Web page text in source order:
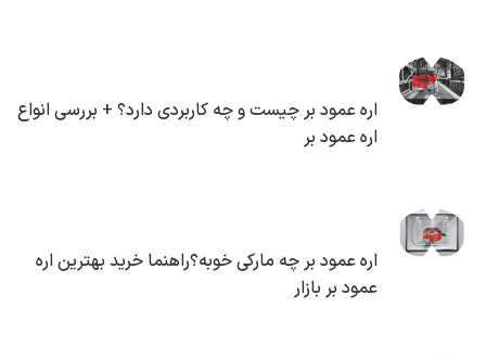
اره عمود بر چیست و چه کاربردی دارد؟ + بررسی انواع
اره عمود بر
اره عمود بر چه مارکی خوبه؟راهنما خرید بهترین اره
عمود بر بازار